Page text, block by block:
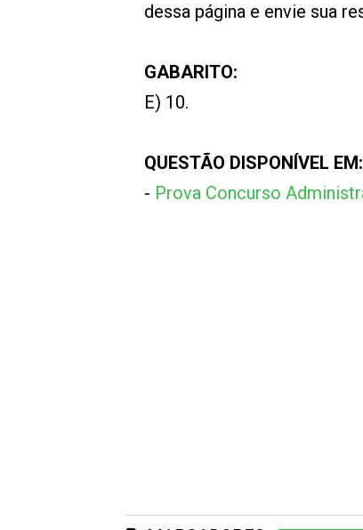
dessa página e envie sua
GABARITO:
E) 10.
QUESTÃO DISPONÍVEL EM:
- Prova Concurso